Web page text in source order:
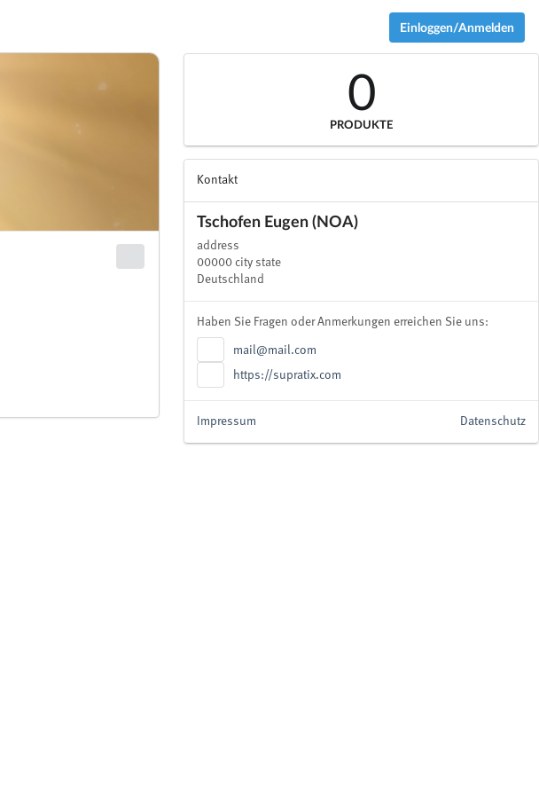
Einloggen/Anmelden
0
PRODUKTE
Kontakt
Tschofen Eugen (NOA)
address
00000 city state
Deutschland
Haben Sie Fragen oder Anmerkungen erreichen Sie uns:
mail@mail.com
https://supratix.com
Datenschutz
Impressum